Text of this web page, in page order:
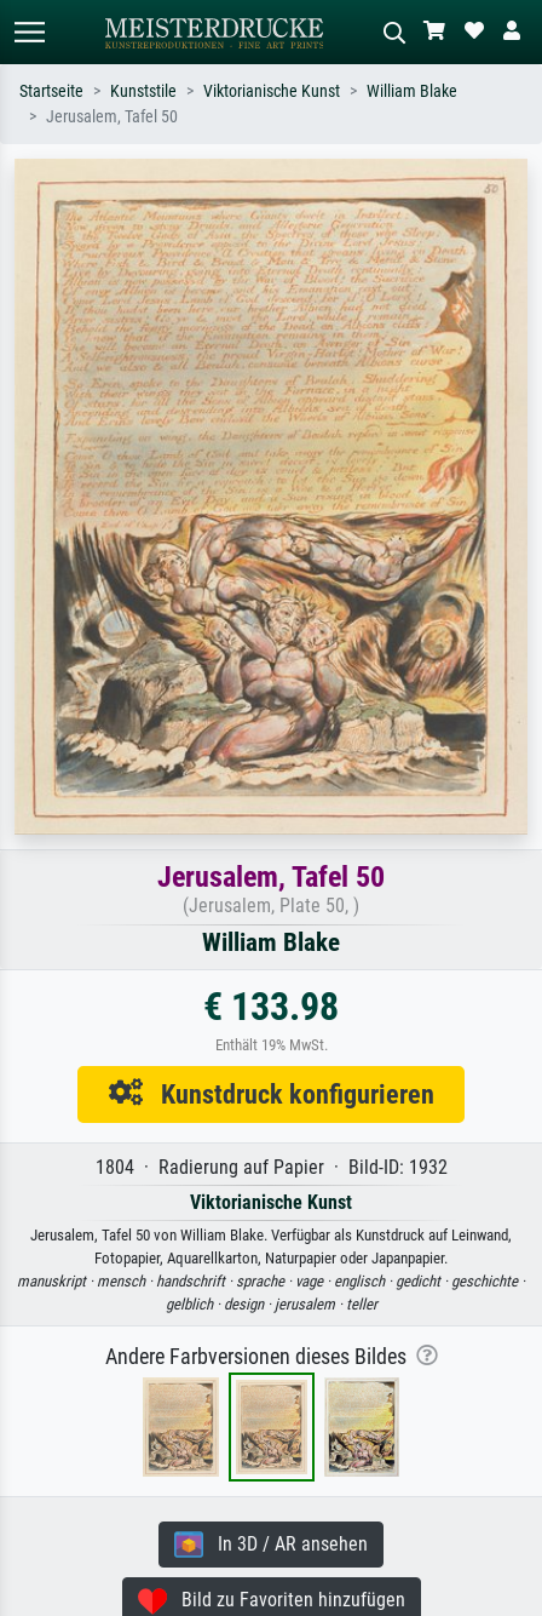
Suchen Sie nach Künstlern, Werktiteln
oder Stilen – z.B. Monet,
Sternennacht, Impressionismus, Welle
Hokusai, Akt.
Beschreiben Sie die Szene – z.B. Grüne
Wiese, Abstrakt mit viel Rot, Dunkles
Ölgemälde, Stehender Akt neben einem
Baum.
Startseite Kunststile Viktorianische Kunst
William Blake
Jerusalem, Tafel 50
Jerusalem, Tafel 50
(Jerusalem, Plate 50, )
William Blake
€ 133.98
Enthält 19% MwSt.
Kunstdruck konfigurieren
1804 · Radierung auf Papier · Bild-ID: 1932
Viktorianische Kunst
Jerusalem, Tafel 50 von William Blake. Verfügbar als Kunstdruck auf Leinwand,
Fotopapier, Aquarellkarton, Naturpapier oder Japanpapier.
manuskript · mensch · handschrift · sprache · vage · englisch · gedicht · geschichte ·
gelblich · design · jerusalem · teller
Andere Farbversionen dieses Bildes
In 3D / AR ansehen
Bild zu Favoriten hinzufügen